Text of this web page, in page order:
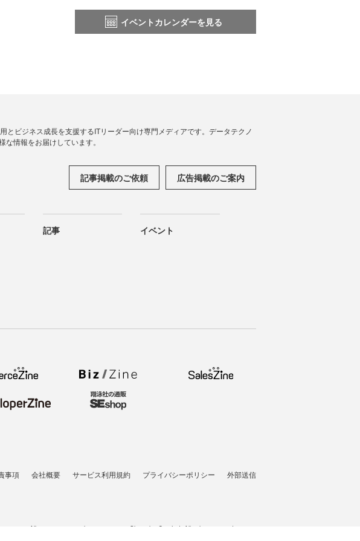
イベントカレンダーを見る
とビジネス成長を支援するITリーダー向け専門メディアです。データテクノ
情報をお届けしています。
記事掲載のご依頼 広告掲載のご案内
記事 イベント
事項 会社概要 サービス利用規約 プライバシーポリシー 外部送信
All contents copyright © 2007-2026 Shoeisha Co., Ltd. All rights reserved. ver.1.5